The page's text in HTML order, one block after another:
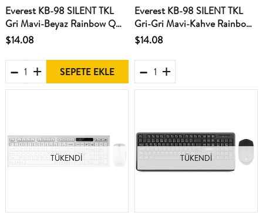
Everest KB-98 SILENT TKL
Gri Mavi-Beyaz Rainbow Q
Membrane Klavye
$14.08
SEPETE EKLE
Everest KB-98 SILENT TKL
Gri-Gri Mavi-Kahve Rainbow
Q Membrane Klavye
$14.08
TÜKENDI TÜKENDI